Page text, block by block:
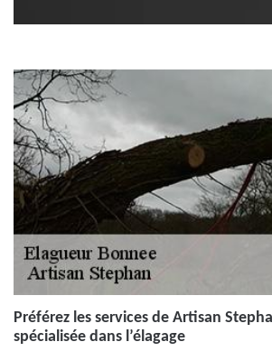
Préférez les services de Artisan
spécialisée dans l’élagage